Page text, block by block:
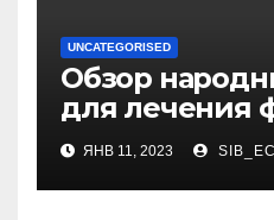
UNCATEGORISED
Обзор
для лечения
ЯНВ 11, 2023